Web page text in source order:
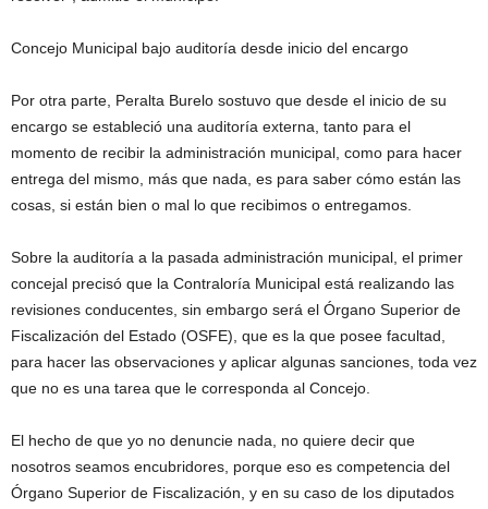
Concejo Municipal bajo auditoría desde inicio del encargo
Por otra parte, Peralta Burelo sostuvo que desde el inicio de su
encargo se estableció una auditoría externa, tanto para el
momento de recibir la administración municipal, como para hacer
entrega del mismo, más que nada, es para saber cómo están las
cosas, si están bien o mal lo que recibimos o entregamos.
Sobre la auditoría a la pasada administración municipal, el primer
concejal precisó que la Contraloría Municipal está realizando las
revisiones conducentes, sin embargo será el Órgano Superior de
Fiscalización del Estado (OSFE), que es la que posee facultad,
para hacer las observaciones y aplicar algunas sanciones, toda vez
que no es una tarea que le corresponda al Concejo.
El hecho de que yo no denuncie nada, no quiere decir que
nosotros seamos encubridores, porque eso es competencia del
Órgano Superior de Fiscalización, y en su caso de los diputados